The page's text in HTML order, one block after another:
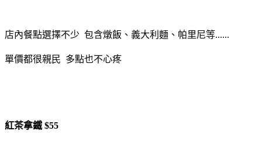
店內餐點選擇不少 包含燉飯、義大利麵、帕里尼等......
單價都很親民 多點也不心疼
紅茶拿鐵 $55